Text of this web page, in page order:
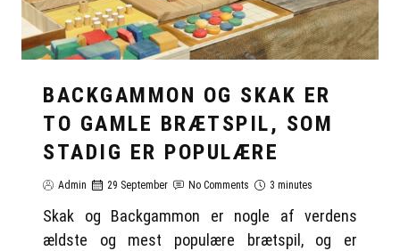
BACKGAMMON OG SKAK ER
TO GAMLE BRÆTSPIL, SOM
STADIG ER POPULÆRE
Admin 29 September No Comments 3 minutes
Skak og Backgammon er nogle af verdens
ældste og mest populære brætspil, og er